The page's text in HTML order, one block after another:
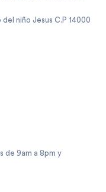
niño Jesus C.P 14000
de 9am a 8pm y